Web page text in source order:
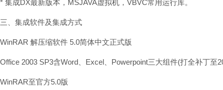
* 集成DX最新版本，MSJAVA虚拟机，VBVC常用运行库。
三、集成软件及集成方式
WinRAR 解压缩软件 5.0简体中文正式版
Office 2003 SP3含Word、Excel、Powerpoint三大组件(打全补丁至
WinRAR至官方5.0版